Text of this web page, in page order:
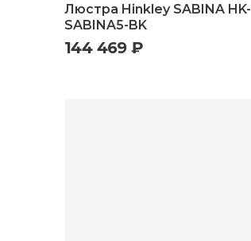
быстрый просмотр
Люстра Hinkley SABINA HK-
SABINA5-BK
144 469 ₽